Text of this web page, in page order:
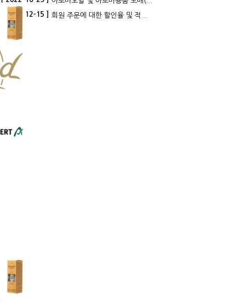
[ 2021-12-15 ]
회원 주문에 대한 할인율 및 적...